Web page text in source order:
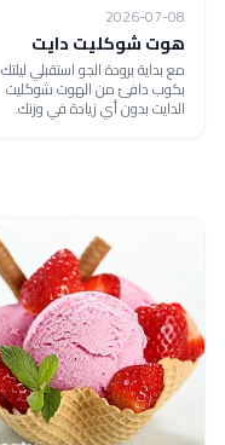
2026-07-08
هوت شوكليت دايت
مع بداية برودة الجو استقبلي ليلتك
بكوب دافئ من الهوت شوكليت
الدايت بدون أي زيادة في وزنك.